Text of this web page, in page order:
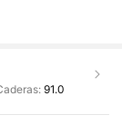
91.0